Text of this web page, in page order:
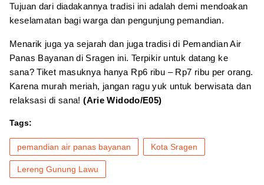
Tujuan dari diadakannya tradisi ini adalah demi mendoakan
keselamatan bagi warga dan pengunjung pemandian.
Menarik juga ya sejarah dan juga tradisi di Pemandian Air
Panas Bayanan di Sragen ini. Terpikir untuk datang ke
sana? Tiket masuknya hanya Rp6 ribu – Rp7 ribu per orang.
Karena murah meriah, jangan ragu yuk untuk berwisata dan
relaksasi di sana!(Arie Widodo/E05)
Tags:
pemandian air panas bayanan Kota Sragen
Lereng Gunung Lawu